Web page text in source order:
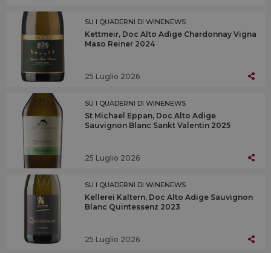
SU I QUADERNI DI WINENEWS
Kettmeir, Doc Alto Adige Chardonnay Vigna
Maso Reiner 2024
25 Luglio 2026
SU I QUADERNI DI WINENEWS
St Michael Eppan, Doc Alto Adige
Sauvignon Blanc Sankt Valentin 2025
25 Luglio 2026
SU I QUADERNI DI WINENEWS
Kellerei Kaltern, Doc Alto Adige Sauvignon
Blanc Quintessenz 2023
25 Luglio 2026